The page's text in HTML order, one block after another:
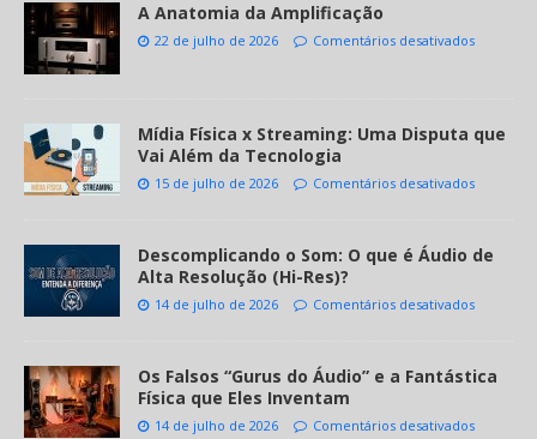
A Anatomia da Amplificação
22 de julho de 2026 Comentários desativados
Mídia Física x Streaming: Uma Disputa que
Vai Além da Tecnologia
15 de julho de 2026 Comentários desativados
Descomplicando o Som: O que é Áudio de
Alta Resolução (Hi-Res)?
14 de julho de 2026 Comentários desativados
Os Falsos “Gurus do Áudio” e a Fantástica
Física que Eles Inventam
14 de julho de 2026 Comentários desativados